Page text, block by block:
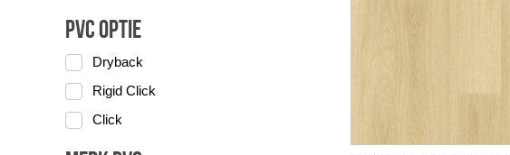
PVC optie
Dryback
Rigid Click
Click